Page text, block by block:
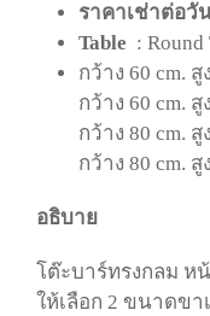
ราคาเช่าต่อวั
Table :
กว้าง 60 cm. สู
กว้าง 60 cm. สู
กว้าง 80 cm. สู
กว้าง 80 cm. สู
อธิบาย
โต๊ะบาร์ทรงกลม ห
ให้เลือก 2 ขนาดข